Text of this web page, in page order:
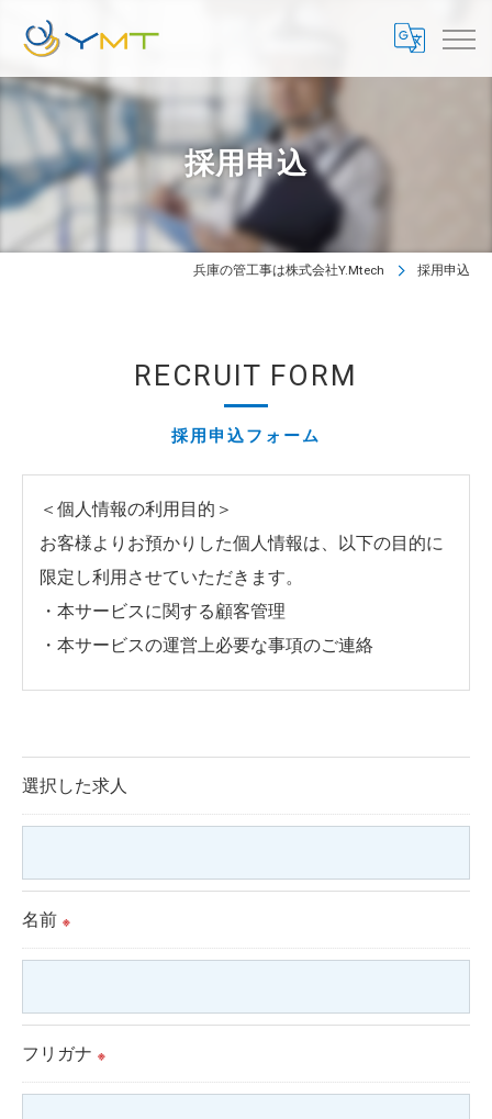
採用申込
兵庫の管工事は株式会社Y.Mtech 採用申込
採用申込フォーム
RECRUIT FORM
＜個人情報の利用目的＞
お客様よりお預かりした個人情報は、以下の目的に
限定し利用させていただきます。
・本サービスに関する顧客管理
・本サービスの運営上必要な事項のご連絡
られた場合を除き、
取得した個人情報を第三者に提供することはいたし
＜個人情報の委託について＞
当社では、利用目的の達成に必要な範囲において、
これらの委託先に対しては個人情報保護契約等の措
置をとり、適切な監督を行います。
選択した求人
名前 ※
フリガナ ※